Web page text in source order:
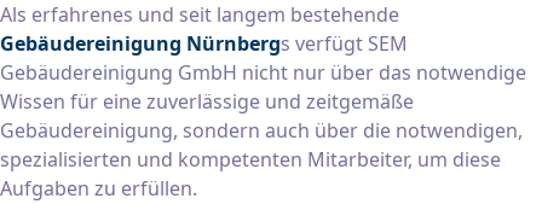
Als erfahrenes und seit langem bestehende
Gebäudereinigung Nürnbergs verfügt SEM
Gebäudereinigung GmbH nicht nur über das notwendige
Wissen für eine zuverlässige und zeitgemäße
Gebäudereinigung, sondern auch über die notwendigen,
spezialisierten und kompetenten Mitarbeiter, um diese
Aufgaben zu erfüllen.